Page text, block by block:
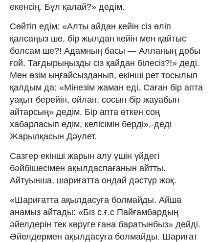
екенсің. Бұл қалай?» дедім.
Сөйтіп едім: «Алты айдан кейін сіз өліп
қалсаңыз ше, бір жылдан кейін мен қайтыс
болсам ше?! Адамның басы — Алланың добы
ғой. Тағдырыңызды сіз қайдан білесіз?!» деді.
Мен өзім ыңғайсызданып, екінші рет тосылып
қалдым да: «Мінезім жаман еді. Саған бір апта
уақыт берейін, ойлан, сосын бір жауабын
айтарсың» дедім. Бір апта өткен соң
хабарласып едім, келісімін берді»,-деді
Жарылқасын Дәулет.
Сазгер екінші жарын алу үшін үйдегі
бәйбішесімен ақылдаспағанын айтты.
Айтуынша, шариғатта ондай дәстүр жоқ.
«Шариғатта ақылдасуға болмайды. Айша
анамыз айтады: «Біз с.ғ.с Пайғамбардың
әйелдерін тек көруге ғана баратынбыз» дейді.
Әйелдермен ақылдасуға болмайды. Шариғат